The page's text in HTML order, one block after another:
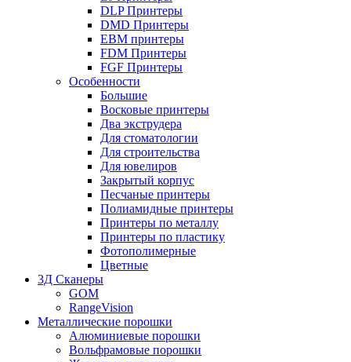
DLP Принтеры
DMD Принтеры
EBM принтеры
FDM Принтеры
FGF Принтеры
Особенности
Большие
Восковые принтеры
Два экструдера
Для стоматологии
Для строительства
Для ювелиров
Закрытый корпус
Песчаные принтеры
Полиамидные принтеры
Принтеры по металлу
Принтеры по пластику
Фотополимерные
Цветные
3Д Сканеры
GOM
RangeVision
Металлические порошки
Алюминиевые порошки
Вольфрамовые порошки